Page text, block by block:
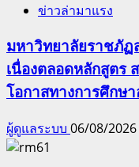
ข่าวล่ามาแรง
มหาวิทยาลัยราชภั
เนื่องตลอดหลักสูตร
โอกาสทางการศึกษ
ผู้ดูแลระบบ 06/08/2026